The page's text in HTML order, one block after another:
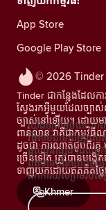
© 2026 Tinder
Tinder ជាកន្លែងដែលក
ស្វែងរកអ្វីមួយដែលច្ប
ច្បាស់នៅឡើយ។ ដោយមា
ពាន់លាន វាគឺជាកម្ម
ដូចជា ការណាត់ជួបពីរគូ
ច្រើនទៀត ត្រូវបានបង្ក
ទាញយកដោយឥតគិតថ្លៃ
Khmer
App Store
Google Play Store
យើងឲ្យតម្លៃចំពោះភ
វិធីតាមដានដើម្បីវា
ផ្តល់ជូនផ្សេងៗដល់អ្ន
ព័ត៌មានបន្ថែមអំពីខូឃី
ដកការយល់ព្រមរបស់